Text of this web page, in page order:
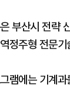
부산시 전략
정주형 전문
램에는 기계